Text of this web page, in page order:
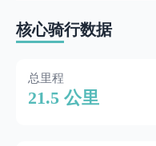
核心骑行数据
总里程
21.5 公里